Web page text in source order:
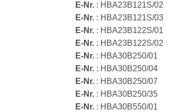
E-Nr. : HBA23B121S/02
E-Nr. : HBA23B121S/03
E-Nr. : HBA23B122S/01
E-Nr. : HBA23B122S/02
E-Nr. : HBA30B250/01
E-Nr. : HBA30B250/04
E-Nr. : HBA30B250/07
E-Nr. : HBA30B250/35
E-Nr. : HBA30B550/01